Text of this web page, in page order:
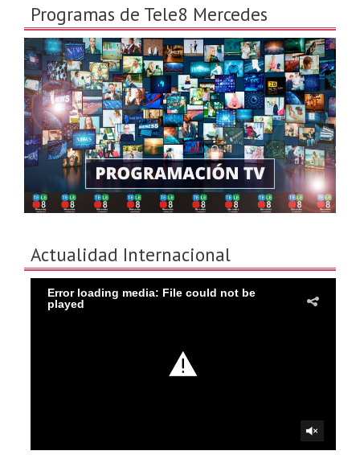
Programas de Tele8 Mercedes
Actualidad Internacional